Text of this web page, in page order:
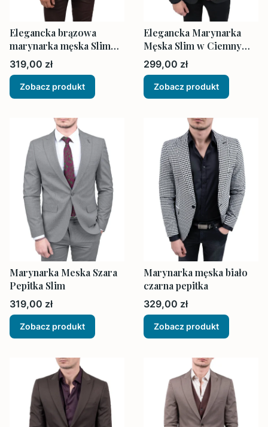
Elegancka brązowa
marynarka męska Slim
Fit
Cena
319,00 zł
Zobacz produkt
Elegancka Marynarka
Męska Slim w Ciemny
Grafit
Cena
299,00 zł
Zobacz produkt
Marynarka Meska Szara
Pepitka Slim
Cena
319,00 zł
Zobacz produkt
Marynarka męska biało
czarna pepitka
Cena
329,00 zł
Zobacz produkt